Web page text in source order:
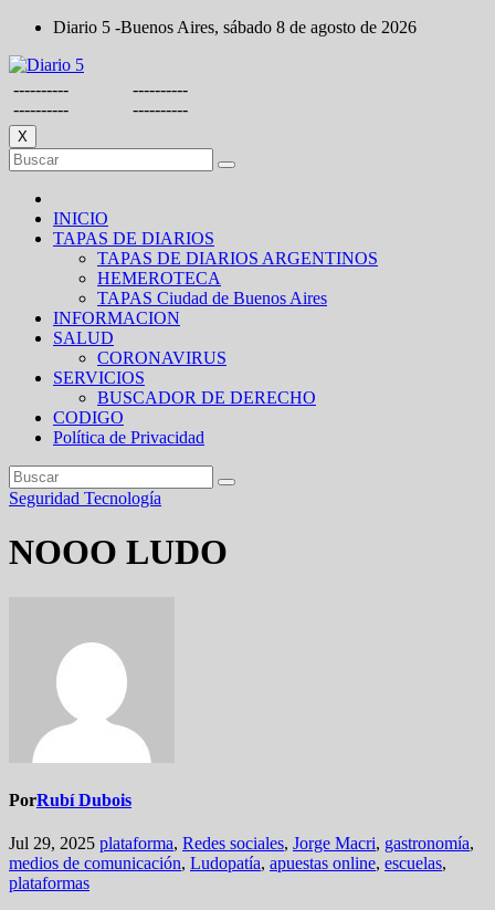
Saltar
contenido
Diario 5 -Buenos Aires, sábado 8 de agosto de 2026
----------
----------
----------
----------
X
INICIO
TAPAS DE DIARIOS
TAPAS DE DIARIOS ARGENTINOS
HEMEROTECA
TAPAS Ciudad de Buenos Aires
INFORMACION
SALUD
CORONAVIRUS
SERVICIOS
BUSCADOR DE DERECHO
CODIGO
Política de Privacidad
Seguridad Tecnología
NOOO LUDO
PorRubí Dubois
Jul 29, 2025 plataforma, Redes sociales, Jorge Macri, gastronomía,
medios de comunicación, Ludopatía, apuestas online, escuelas,
plataformas